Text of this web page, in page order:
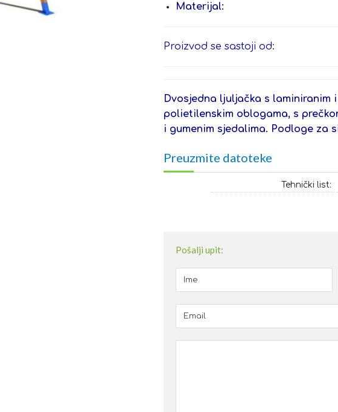
Materijal:
Proizvod se sastoji od:
Dvosjedna ljuljačka s laminiranim
polietilenskim oblogama, s
i gumenim sjedalima. Podloge za
Preuzmite datoteke
Tehnički list:
Pošalji upit: